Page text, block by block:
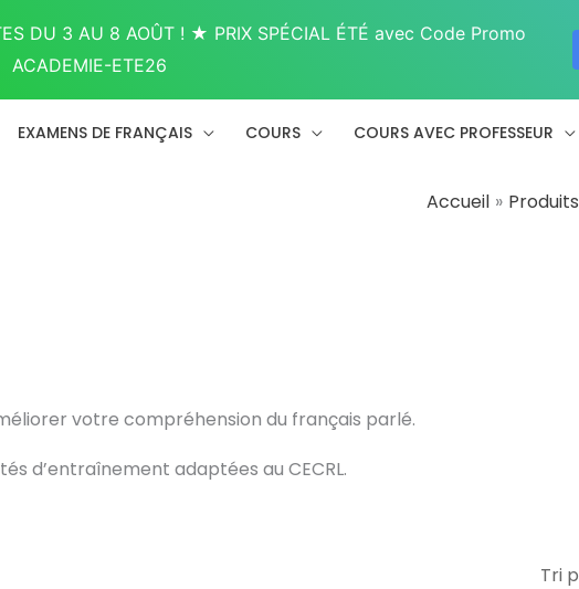
EXAMENS DE FRANÇAIS COURS COURS AVEC PROFESSEUR
Accueil Produits
votre compréhension du français parlé.
d’entraînement adaptées au CECRL.
DU 3 AU 8 AOÛT ! ★ PRIX SPÉCIAL ÉTÉ avec Code Promo
ACADEMIE-ETE26